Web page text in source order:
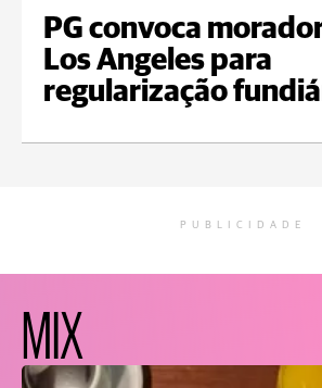
PG convoca
Los Angeles para
regularização
PUBLICIDADE
MIX